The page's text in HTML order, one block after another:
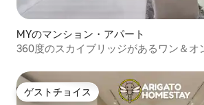
MYのマンション・アパート
360度のスカイブリッジがあるワン＆オ
ゲストチョイス
ゲストチョイス